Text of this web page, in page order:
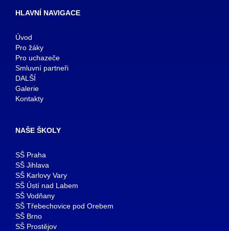
HLAVNÍ NAVIGACE
Úvod
Pro žáky
Pro uchazeče
Smluvní partneři
DALŠÍ
Galerie
Kontakty
NAŠE ŠKOLY
SŠ Praha
SŠ Jihlava
SŠ Karlovy Vary
SŠ Ústí nad Labem
SŠ Vodňany
SŠ Třebechovice pod Orebem
SŠ Brno
SŠ Prostějov